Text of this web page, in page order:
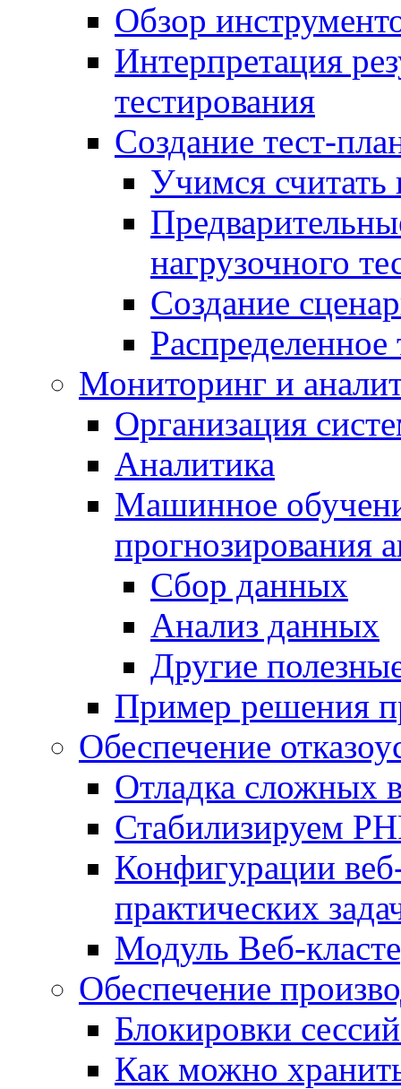
Обзор
Интерпретация
тестирования
Создание тест-
Учимся считать
нагрузочного
Создание
Распределенное
Мониторинг и
Организация
Аналитика
Машинное
прогнозирования
Сбор данных
Анализ данных
Другие
Пример решения
Обеспечение
Отладка сложных
Стабилизируем
Конфигурации
практических
Модуль Веб-
Обеспечение
Блокировки
Как можно